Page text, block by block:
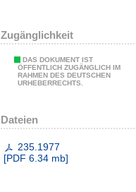
Zugänglichkeit
DAS DOKUMENT IST
ÖFFENTLICH ZUGÄNGLICH IM
RAHMEN DES DEUTSCHEN
URHEBERRECHTS.
Dateien
235.1977
[PDF 6.34 mb]